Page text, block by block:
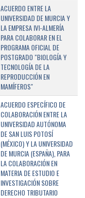
ACUERDO ENTRE LA
UNIVERSIDAD DE MURCIA Y
LA EMPRESA IVI-ALMERÍA
PARA COLABORAR EN EL
PROGRAMA OFICIAL DE
POSTGRADO "BIOLOGÍA Y
TECNOLOGÍA DE LA
REPRODUCCIÓN EN
MAMÍFEROS"
ACUERDO ESPECÍFICO DE
COLABORACIÓN ENTRE LA
UNIVERSIDAD AUTÓNOMA
DE SAN LUIS POTOSÍ
(MÉXICO) Y LA UNIVERSIDAD
DE MURCIA (ESPAÑA), PARA
LA COLABORACIÓN EN
MATERIA DE ESTUDIO E
INVESTIGACIÓN SOBRE
DERECHO TRIBUTARIO